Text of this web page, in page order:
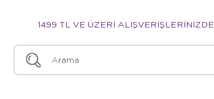
1499 TL VE ÜZERİ ALIŞVERİŞLERİNİZDE